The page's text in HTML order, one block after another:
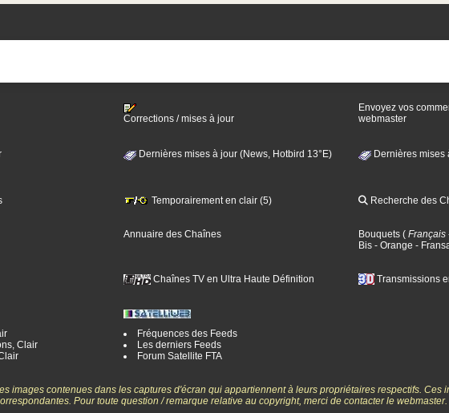
Corrections / mises à jour
Envoyez vos
webmaster
Dernières mises à jour (News, Hotbird 13°E) Dernières mises
Temporairement en clair (5) Recherche des
Annuaire des Chaînes Bouquets ( Français
Bis - Orange -
Chaînes TV en Ultra Haute Définition Transmissions
Clair
Fréquences des Feeds
Les derniers Feeds
Forum Satellite FTA
images contenues dans les captures d'écran qui appartiennent à leurs propriétaires respectifs. Ces
Pour toute question / remarque relative au copyright, merci de contacter le webmaster.